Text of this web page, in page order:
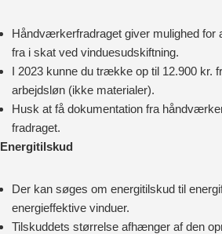
Håndværkerfradraget giver mulighed
fra i skat ved vinduesudskiftning.
I 2023 kunne du trække op til 12.900 kr.
arbejdsløn (ikke materialer).
Husk at få dokumentation fra
fradraget.
Energitilskud
Der kan søges om energitilskud til
energieffektive vinduer.
Tilskuddets størrelse afhænger af den